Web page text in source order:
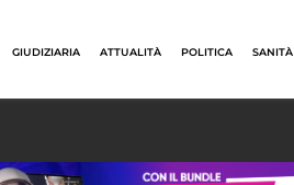
GIUDIZIARIA ATTUALITÀ POLITICA SANITÀ